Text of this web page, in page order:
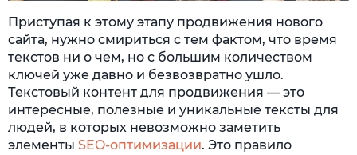
Приступая к этому этапу продвижения нового
сайта, нужно смириться с тем фактом, что время
текстов ни о чем, но с большим количеством
ключей уже давно и безвозвратно ушло.
Текстовый контент для продвижения — это
интересные, полезные и уникальные тексты для
людей, в которых невозможно заметить
элементы SEO-оптимизации. Это правило